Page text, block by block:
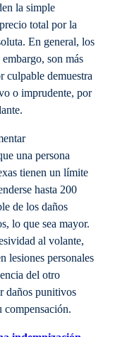
la simple
total por la
En general, los
son más
culpable demuestra
o imprudente, por
una persona
tienen un límite
hasta 200
de los daños
lo que sea mayor.
al volante,
lesiones personales
del otro
daños punitivos
compensación.